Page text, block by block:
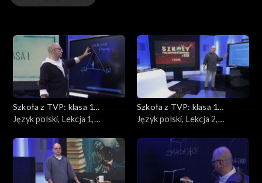
Język niemiecki
Fizyka
Geografia
Informatyka
Szkoła z TVP: klasa 1
ponadpodstawowa
Język polski, Lekcja 1,
Szkoła z TVP: klasa 1
ponadpodstawowa
Język polski, Lekcja 2,